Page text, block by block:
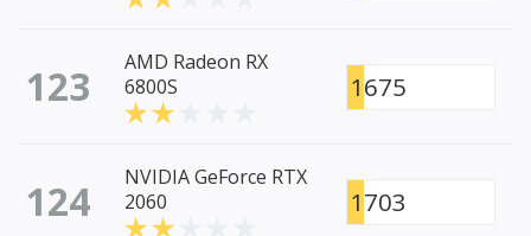
123
AMD Radeon RX
6800S
1675
124
NVIDIA GeForce RTX
2060
1703